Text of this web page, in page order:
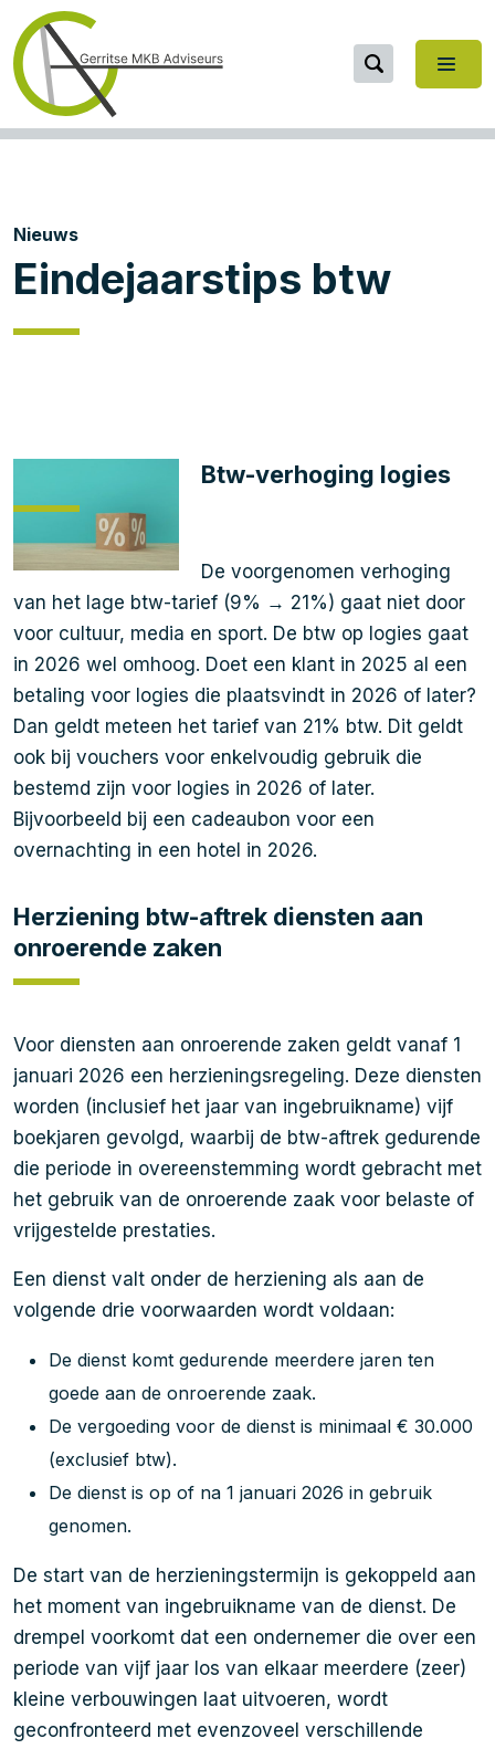
Nieuws
Eindejaarstips btw
Btw-verhoging logies
De voorgenomen verhoging
van het lage btw-tarief (9% → 21%) gaat niet door
voor cultuur, media en sport. De btw op logies gaat
in 2026 wel omhoog. Doet een klant in 2025 al een
betaling voor logies die plaatsvindt in 2026 of later?
Dan geldt meteen het tarief van 21% btw. Dit geldt
ook bij vouchers voor enkelvoudig gebruik die
bestemd zijn voor logies in 2026 of later.
Bijvoorbeeld bij een cadeaubon voor een
overnachting in een hotel in 2026.
Herziening btw-aftrek diensten aan
onroerende zaken
Voor diensten aan onroerende zaken geldt vanaf 1
januari 2026 een herzieningsregeling. Deze diensten
worden (inclusief het jaar van ingebruikname) vijf
boekjaren gevolgd, waarbij de btw-aftrek gedurende
die periode in overeenstemming wordt gebracht met
het gebruik van de onroerende zaak voor belaste of
vrijgestelde prestaties.
Een dienst valt onder de herziening als aan de
volgende drie voorwaarden wordt voldaan:
De dienst komt gedurende meerdere jaren ten
goede aan de onroerende zaak.
De vergoeding voor de dienst is minimaal € 30.000
(exclusief btw).
De dienst is op of na 1 januari 2026 in gebruik
genomen.
De start van de herzieningstermijn is gekoppeld aan
het moment van ingebruikname van de dienst. De
drempel voorkomt dat een ondernemer die over een
periode van vijf jaar los van elkaar meerdere (zeer)
kleine verbouwingen laat uitvoeren, wordt
geconfronteerd met evenzoveel verschillende